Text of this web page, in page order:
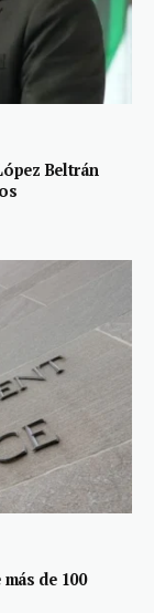
Beltrán
de 100